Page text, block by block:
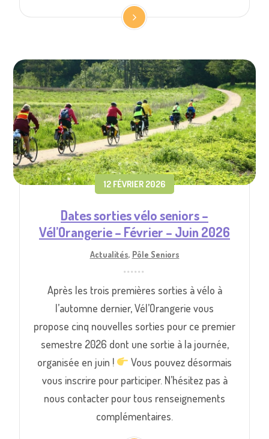
12 FÉVRIER 2026
Dates sorties vélo seniors –
Vél’Orangerie – Février – Juin 2026
Actualités, Pôle Seniors
Après les trois premières sorties à vélo à
l’automne dernier, Vél’Orangerie vous
propose cinq nouvelles sorties pour ce premier
semestre 2026 dont une sortie à la journée,
organisée en juin !
Vous pouvez désormais
vous inscrire pour participer. N’hésitez pas à
nous contacter pour tous renseignements
complémentaires.